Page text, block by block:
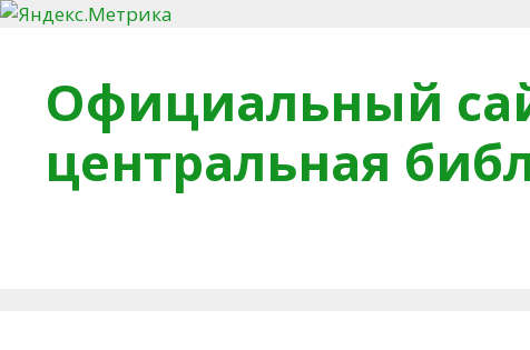
Официальный
центральная